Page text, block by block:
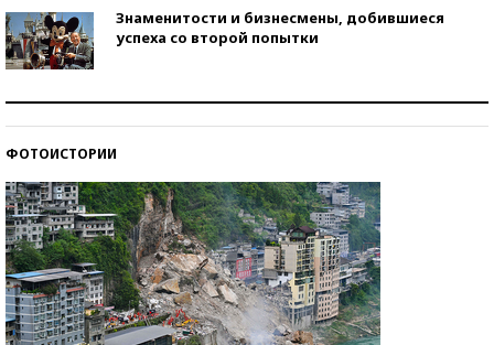
Знаменитости и бизнесмены, добившиеся
успеха со второй попытки
ФОТОИСТОРИИ